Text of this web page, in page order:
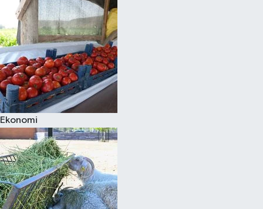
Ekonomi
Televizyon
Yaşam-Çevre